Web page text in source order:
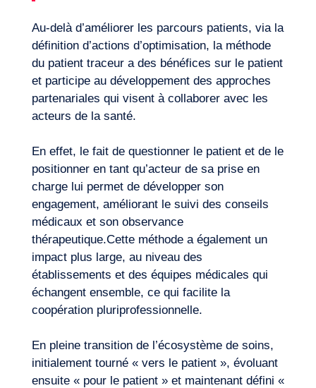
Au-delà d’améliorer les parcours patients, via la
définition d’actions d’optimisation, la méthode
du patient traceur a des bénéfices sur le patient
et participe au développement des approches
partenariales qui visent à collaborer avec les
acteurs de la santé.
En effet, le fait de questionner le patient et de le
positionner en tant qu’acteur de sa prise en
charge lui permet de développer son
engagement, améliorant le suivi des conseils
médicaux et son observance
thérapeutique.Cette méthode a également un
impact plus large, au niveau des
établissements et des équipes médicales qui
échangent ensemble, ce qui facilite la
coopération pluriprofessionnelle.
En pleine transition de l’écosystème de soins,
initialement tourné « vers le patient », évoluant
ensuite « pour le patient » et maintenant défini «